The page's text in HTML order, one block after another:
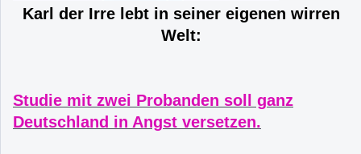
Karl der Irre lebt in seiner eigenen wirren
Welt:
Studie mit zwei Probanden soll ganz
Deutschland in Angst versetzen.